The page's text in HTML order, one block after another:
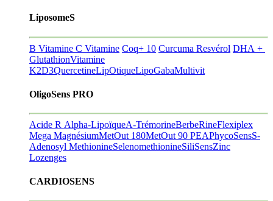
LiposomeS
B Vitamine C Vitamine Coq+ 10 Curcuma Resvérol DHA +
GlutathionVitamine
K2D3QuercetineLipOtiqueLipoGabaMultivit
OligoSens PRO
Acide R Alpha-LipoïqueA-TrémorineBerbeRineFlexiplex
Mega MagnésiumMetOut 180MetOut 90 PEAPhycoSensS-
Adenosyl MethionineSelenomethionineSiliSensZinc
Lozenges
CARDIOSENS